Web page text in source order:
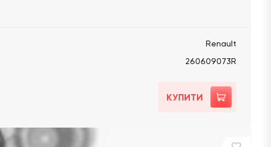
Renault
260609073R
КУПИТИ